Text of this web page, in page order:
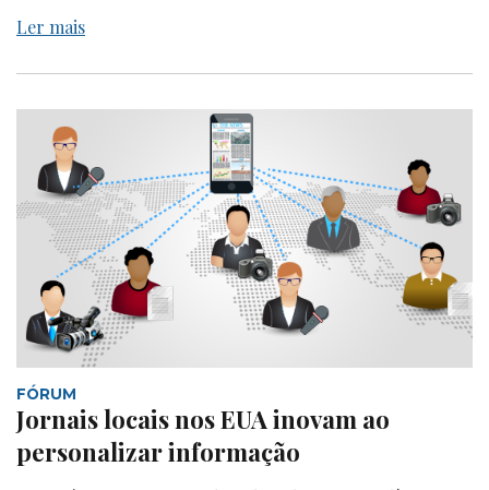
Ler mais
FÓRUM
Jornais locais nos EUA inovam ao
personalizar informação